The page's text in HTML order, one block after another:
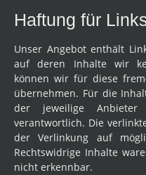
Haftung für
Unser Angebot enthält
auf deren Inhalte wir
können wir für diese
übernehmen. Für die
der jeweilige
verantwortlich. Die
der Verlinkung auf
Rechtswidrige Inhalte
nicht erkennbar.